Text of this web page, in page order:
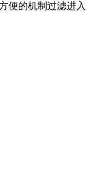
便的机制过滤进